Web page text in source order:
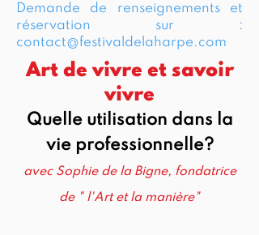
Demande de renseignements et
réservation sur :
contact@festivaldelaharpe.com
Art de vivre et savoir
vivre
Quelle utilisation dans la
vie professionnelle?
avec Sophie de la Bigne, fondatrice
de " l'Art et la manière"